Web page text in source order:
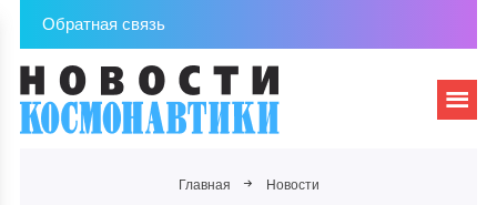
Обратная связь
Главная Новости